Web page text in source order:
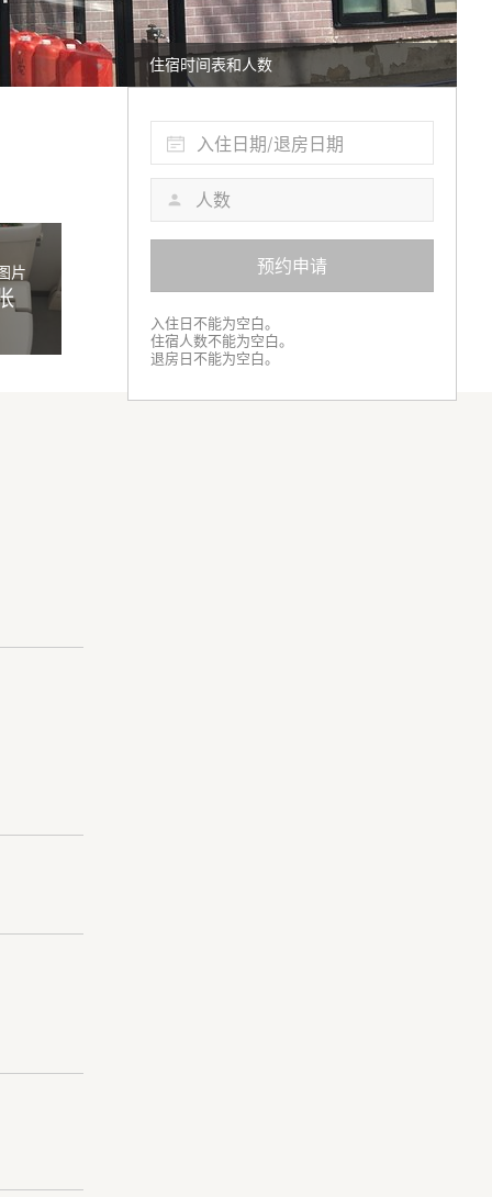
住宿时间表和人数
入住日期/退房日期
预约申请
入住日不能为空白。
住宿人数不能为空白。
退房日不能为空白。
片